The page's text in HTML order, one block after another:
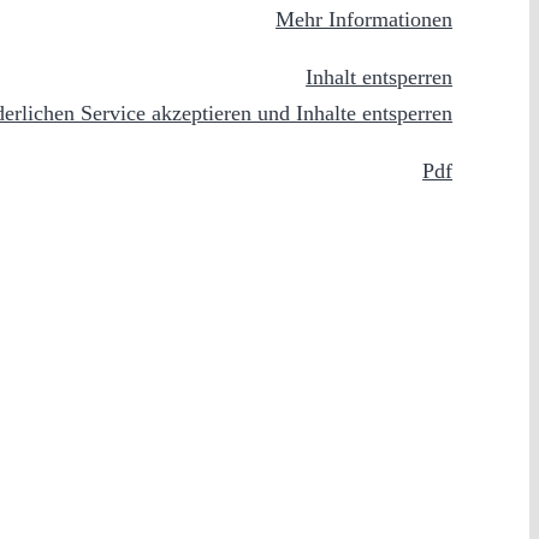
Mehr Informationen
Inhalt entsperren
Service akzeptieren und Inhalte entsperren
Pdf